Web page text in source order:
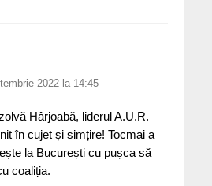
2022 la 14:45
Hârjoabă, liderul A.U.R.
în cujet și simțire! Tocmai a
la București cu pușca să
coaliția.